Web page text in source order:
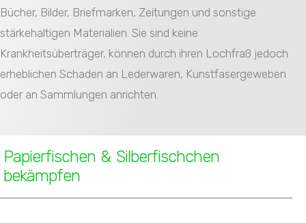
Bücher, Bilder, Briefmarken, Zeitungen und sonstige
stärkehaltigen Materialien. Sie sind keine
Krankheitsüberträger, können durch ihren Lochfraß jedoch
erheblichen Schaden an Lederwaren, Kunstfasergeweben
oder an Sammlungen anrichten.
Papierfischen & Silberfischchen
bekämpfen